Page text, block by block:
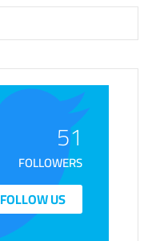
51
FOLLOWERS
FOLLOW US